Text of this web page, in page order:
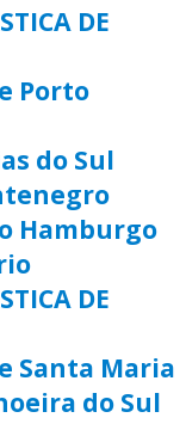
DE
Porto
do Sul
Hamburgo
DE
Santa Maria
do Sul